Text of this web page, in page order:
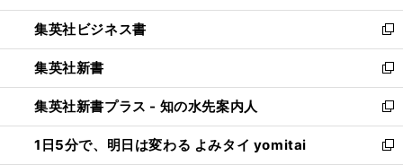
開
く
ウ
で
開
く
ン
ド
ウ
で
開
く
し
い
ウ
ィ
ン
ド
ウ
で
集英社ビジネス書
新
し
い
ウ
ィ
ン
ド
集英社新書
新
し
い
ウ
ィ
集英社新書プラス - 知の水先案内人
新
し
い
1日5分で、明日は変わる よみタイ yomitai
新